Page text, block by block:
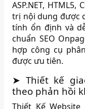
ASP.NET, HTML5,
trị nội dung được
tính ổn định và
chuẩn SEO
hợp công cụ
được ưu tiên.
➤ Thiết kế
theo phản hồi
Thiết Kế